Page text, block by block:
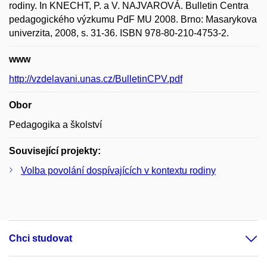
rodiny. In KNECHT, P. a V. NAJVAROVÁ. Bulletin Centra
pedagogického výzkumu PdF MU 2008. Brno: Masarykova
univerzita, 2008, s. 31-36. ISBN 978-80-210-4753-2.
www
http://vzdelavani.unas.cz/BulletinCPV.pdf
Obor
Pedagogika a školství
Související projekty:
Volba povolání dospívajících v kontextu rodiny
Chci studovat